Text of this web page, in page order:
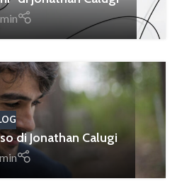
di Jonathan Calugi